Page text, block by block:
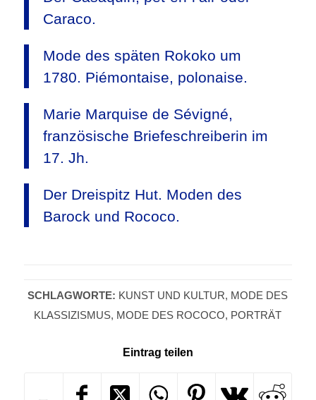
Caraco.
Mode des späten Rokoko um
1780. Piémontaise, polonaise.
Marie Marquise de Sévigné,
französische Briefeschreiberin im
17. Jh.
Der Dreispitz Hut. Moden des
Barock und Rococo.
SCHLAGWORTE: KUNST UND KULTUR, MODE DES
KLASSIZISMUS, MODE DES ROCOCO, PORTRÄT
Eintrag teilen